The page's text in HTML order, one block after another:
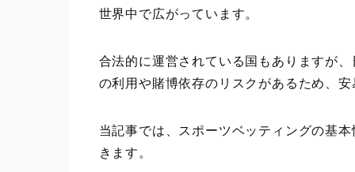
世界中で広がっています。
合法的に運営されている国もありますが
の利用や賭博依存のリスクがあるため、
当記事では、スポーツベッティングの基
きます。